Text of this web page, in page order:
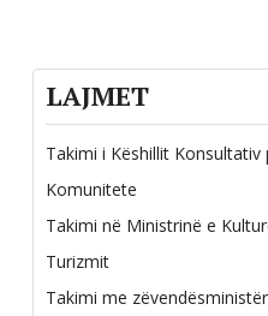
LAJMET
Takimi i Këshillit Konsultativ
Komunitete
Takimi në Ministrinë e
Turizmit
Takimi me